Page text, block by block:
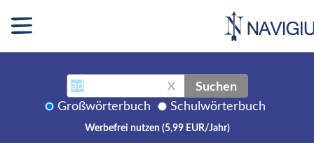
X Suchen
Großwörterbuch Schulwörterbuch
Werbefrei nutzen (5,99 EUR/Jahr)